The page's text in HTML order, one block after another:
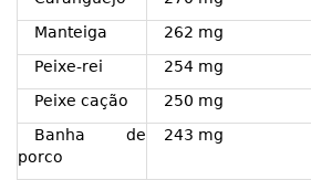
Manteiga
262 mg
Peixe-rei
254 mg
Peixe cação
250 mg
Banha de
porco
243 mg